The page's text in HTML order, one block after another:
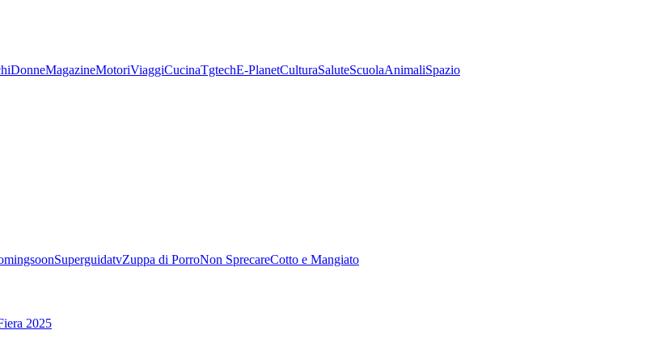
DonneMagazineMotoriViaggiCucinaTgtechE-PlanetCulturaSaluteScuolaAnimaliSpazio
SuperguidatvZuppa di PorroNon SprecareCotto e Mangiato
2025